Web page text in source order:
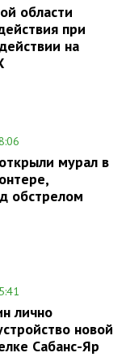
области
при
на
мурал в
обстрелом
лично
новой
Сабанс-Яр